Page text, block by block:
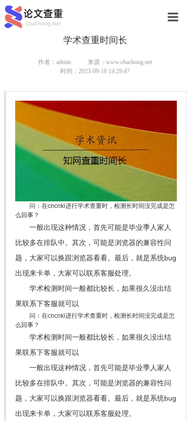
研究生论
博士论文
学术查重时间长
作者：admin
来源：www.chachong.net
时间：2023-09-10 14:29:47
问：在cncnki进行学术查重时，检测长时间没完成是怎
么回事？
一般出现这种情况，首先可能是毕业季人家人
比较多在排队中。其次，可能是浏览器的兼容性问
题，大家可以换跟浏览器看看。最后，就是系统bug
出现来卡单，大家可以联系客服处理。
学术检测时间一般都比较长，如果很久没出结
果联系下客服就可以
问：在cncnki进行学术查重时，检测长时间没完成是怎
么回事？
学术检测时间一般都比较长，如果很久没出结
果联系下客服就可以
一般出现这种情况，首先可能是毕业季人家人
比较多在排队中。其次，可能是浏览器的兼容性问
题，大家可以换跟浏览器看看。最后，就是系统bug
出现来卡单，大家可以联系客服处理。